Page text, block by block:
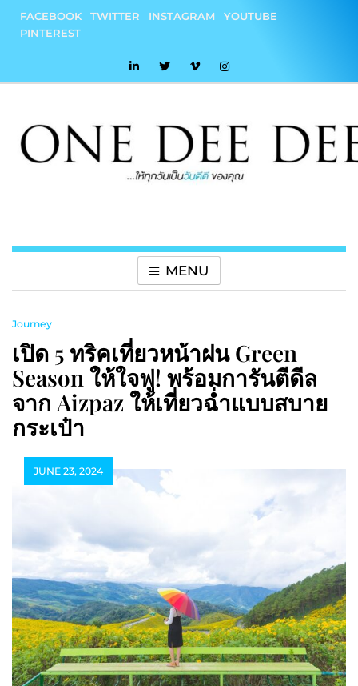
content
FACEBOOK TWITTER INSTAGRAM
YOUTUBE
PINTEREST
MENU
Journey
เปิด 5 ทริคเที่ยวหน้าฝน Green
Season ให้ใจฟู! พร้อมการันตีดีล
จาก Aizpaz ให้เที่ยวฉ่ำแบบสบาย
กระเป๋า
JUNE 23, 2024